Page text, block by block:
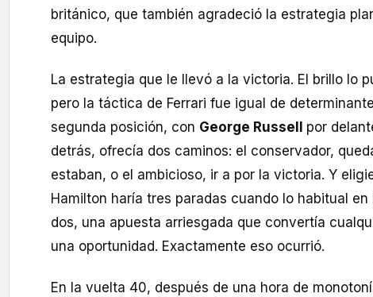
británico, que también agradeció la estrategia
equipo.
La estrategia que le llevó a la victoria. El brillo lo
pero la táctica de Ferrari fue igual de
segunda posición, con George Russell por
detrás, ofrecía dos caminos: el conservador,
estaban, o el ambicioso, ir a por la victoria. Y
Hamilton haría tres paradas cuando lo habitual
dos, una apuesta arriesgada que convertía
una oportunidad. Exactamente eso ocurrió.
En la vuelta 40, después de una hora de